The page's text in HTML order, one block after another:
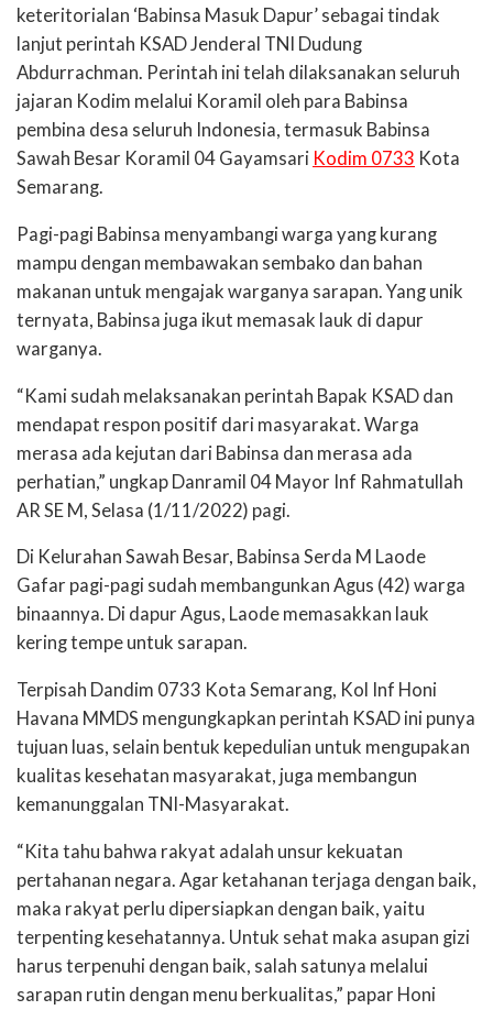
keteritorialan ‘Babinsa Masuk Dapur’ sebagai tindak
lanjut perintah KSAD Jenderal TNI Dudung
Abdurrachman. Perintah ini telah dilaksanakan seluruh
jajaran Kodim melalui Koramil oleh para Babinsa
pembina desa seluruh Indonesia, termasuk Babinsa
Sawah Besar Koramil 04 Gayamsari Kodim 0733 Kota
Semarang.
Pagi-pagi Babinsa menyambangi warga yang kurang
mampu dengan membawakan sembako dan bahan
makanan untuk mengajak warganya sarapan. Yang unik
ternyata, Babinsa juga ikut memasak lauk di dapur
warganya.
“Kami sudah melaksanakan perintah Bapak KSAD dan
mendapat respon positif dari masyarakat. Warga
merasa ada kejutan dari Babinsa dan merasa ada
perhatian,” ungkap Danramil 04 Mayor Inf Rahmatullah
AR SE M, Selasa (1/11/2022) pagi.
Di Kelurahan Sawah Besar, Babinsa Serda M Laode
Gafar pagi-pagi sudah membangunkan Agus (42) warga
binaannya. Di dapur Agus, Laode memasakkan lauk
kering tempe untuk sarapan.
Terpisah Dandim 0733 Kota Semarang, Kol Inf Honi
Havana MMDS mengungkapkan perintah KSAD ini punya
tujuan luas, selain bentuk kepedulian untuk mengupakan
kualitas kesehatan masyarakat, juga membangun
kemanunggalan TNI-Masyarakat.
“Kita tahu bahwa rakyat adalah unsur kekuatan
pertahanan negara. Agar ketahanan terjaga dengan baik,
maka rakyat perlu dipersiapkan dengan baik, yaitu
terpenting kesehatannya. Untuk sehat maka asupan gizi
harus terpenuhi dengan baik, salah satunya melalui
sarapan rutin dengan menu berkualitas,” papar Honi